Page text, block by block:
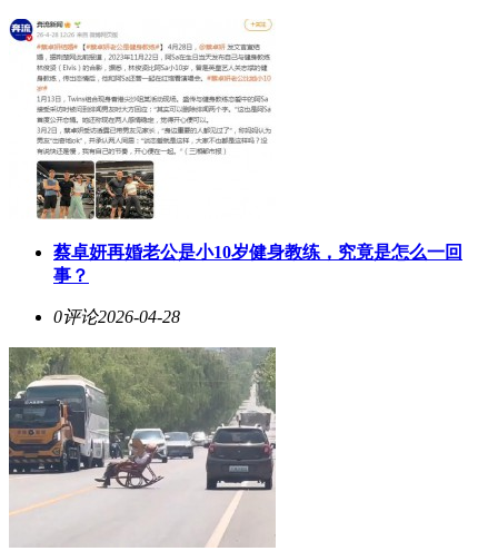
蔡卓妍再婚老公是小10岁健身教练，究竟是怎么一回
事？
0评论2026-04-28